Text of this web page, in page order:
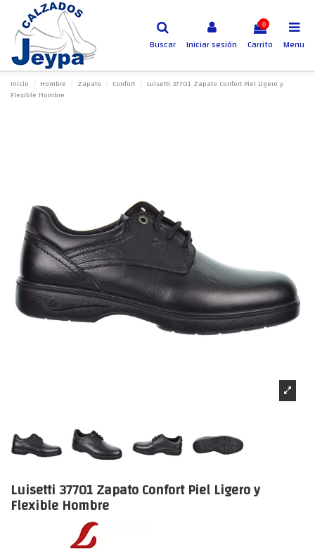
Buscar Iniciar sesión
0
Carrito Menu
Inicio Hombre Zapato Confort
Luisetti 37701 Zapato Confort Piel Ligero y
Flexible Hombre
Luisetti 37701 Zapato Confort Piel Ligero y
Flexible Hombre